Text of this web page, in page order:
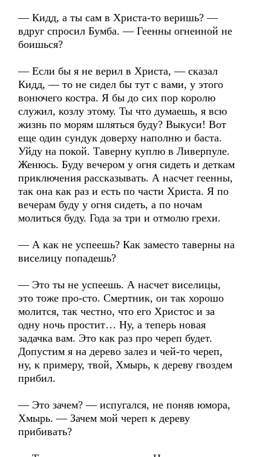
— Кидд, а ты сам в Христа-то веришь? —
вдруг спросил Бумба. — Геенны огненной не
боишься?
— Если бы я не верил в Христа, — сказал
Кидд, — то не сидел бы тут с вами, у этого
вонючего костра. Я бы до сих пор королю
служил, козлу этому. Ты что думаешь, я всю
жизнь по морям шляться буду? Выкуси! Вот
еще один сундук доверху наполню и баста.
Уйду на покой. Таверну куплю в Ливерпуле.
Женюсь. Буду вечером у огня сидеть и деткам
приключения рассказывать. А насчет геенны,
так она как раз и есть по части Христа. Я по
вечерам буду у огня сидеть, а по ночам
молиться буду. Года за три и отмолю грехи.
— А как не успеешь? Как заместо таверны на
виселицу попадешь?
— Это ты не успеешь. А насчет виселицы,
это тоже про-сто. Смертник, он так хорошо
молится, так честно, что его Христос и за
одну ночь простит… Ну, а теперь новая
задачка вам. Это как раз про череп будет.
Допустим я на дерево залез и чей-то череп,
ну, к примеру, твой, Хмырь, к дереву гвоздем
прибил.
— Это зачем? — испугался, не поняв юмора,
Хмырь. — Зачем мой череп к дереву
прибивать?